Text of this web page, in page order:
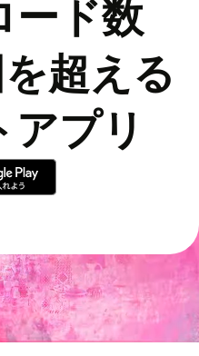
ード数
超える
アプリ